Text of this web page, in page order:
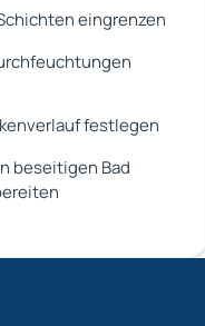
eingrenzen
festlegen
beseitigen Bad